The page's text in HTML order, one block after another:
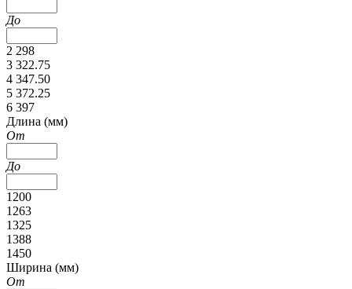
До
2 298
3 322.75
4 347.50
5 372.25
6 397
Длина (мм)
От
До
1200
1263
1325
1388
1450
Ширина (мм)
От